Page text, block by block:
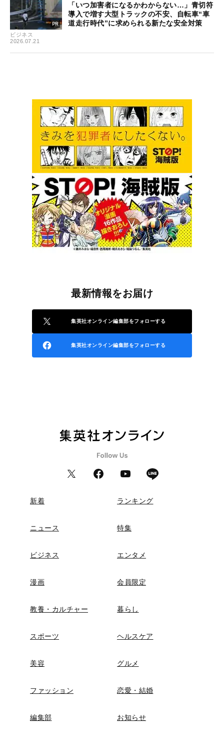
ビジネス
2026.07.21
「いつ加害者になるかわからない…」青切符
導入で増す大型トラックの不安、自転車“車
道走行時代”に求められる新たな安全対策
最新情報をお届け
集英社オンライン編集部をフォローする
集英社オンライン編集部をフォローする
新着 ランキング
ニュース 特集
ビジネス エンタメ
漫画 会員限定
教養・カルチャー 暮らし
スポーツ ヘルスケア
美容 グルメ
ファッション 恋愛・結婚
編集部 お知らせ